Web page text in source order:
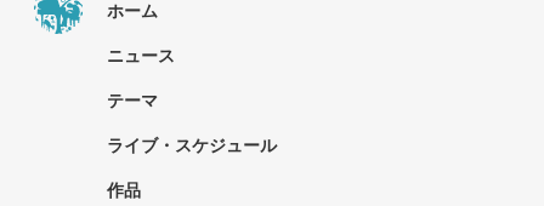
ホーム
ニュース
テーマ
ライブ・スケジュール
作品